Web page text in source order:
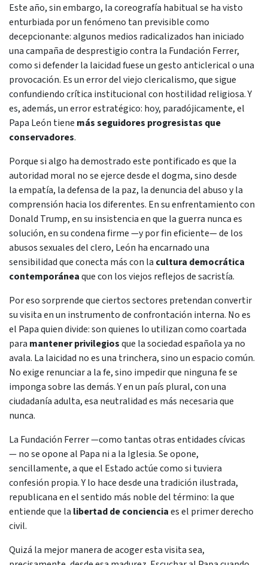
Este año, sin embargo, la coreografía habitual se ha visto
enturbiada por un fenómeno tan previsible como
decepcionante: algunos medios radicalizados han iniciado
una campaña de desprestigio contra la Fundación Ferrer,
como si defender la laicidad fuese un gesto anticlerical o una
provocación. Es un error del viejo clericalismo, que sigue
confundiendo crítica institucional con hostilidad religiosa. Y
es, además, un error estratégico: hoy, paradójicamente, el
Papa León tiene más seguidores progresistas que
conservadores.
Porque si algo ha demostrado este pontificado es que la
autoridad moral no se ejerce desde el dogma, sino desde
la empatía, la defensa de la paz, la denuncia del abuso y la
comprensión hacia los diferentes. En su enfrentamiento con
Donald Trump, en su insistencia en que la guerra nunca es
solución, en su condena firme —y por fin eficiente— de los
abusos sexuales del clero, León ha encarnado una
sensibilidad que conecta más con la cultura democrática
contemporáneaque con los viejos reflejos de sacristía.
Por eso sorprende que ciertos sectores pretendan convertir
su visita en un instrumento de confrontación interna. No es
el Papa quien divide: son quienes lo utilizan como coartada
para mantener privilegiosque la sociedad española ya no
avala. La laicidad no es una trinchera, sino un espacio común.
No exige renunciar a la fe, sino impedir que ninguna fe se
imponga sobre las demás. Y en un país plural, con una
ciudadanía adulta, esa neutralidad es más necesaria que
nunca.
La Fundación Ferrer —como tantas otras entidades cívicas
— no se opone al Papa ni a la Iglesia. Se opone,
sencillamente, a que el Estado actúe como si tuviera
confesión propia. Y lo hace desde una tradición ilustrada,
republicana en el sentido más noble del término: la que
entiende que la libertad de concienciaes el primer derecho
civil.
Quizá la mejor manera de acoger esta visita sea,